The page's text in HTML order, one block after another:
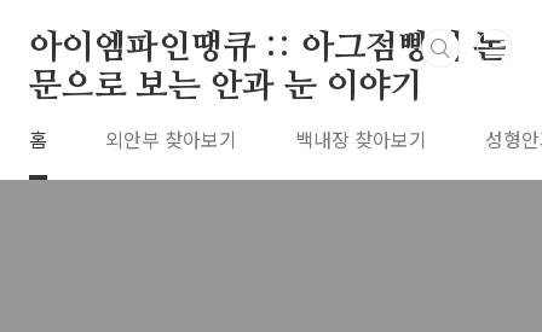
아이엠파인땡큐 :: 아그점빵의 논
문으로 보는 안과 눈 이야기
홈 외안부 찾아보기 백내장 찾아보기 성형